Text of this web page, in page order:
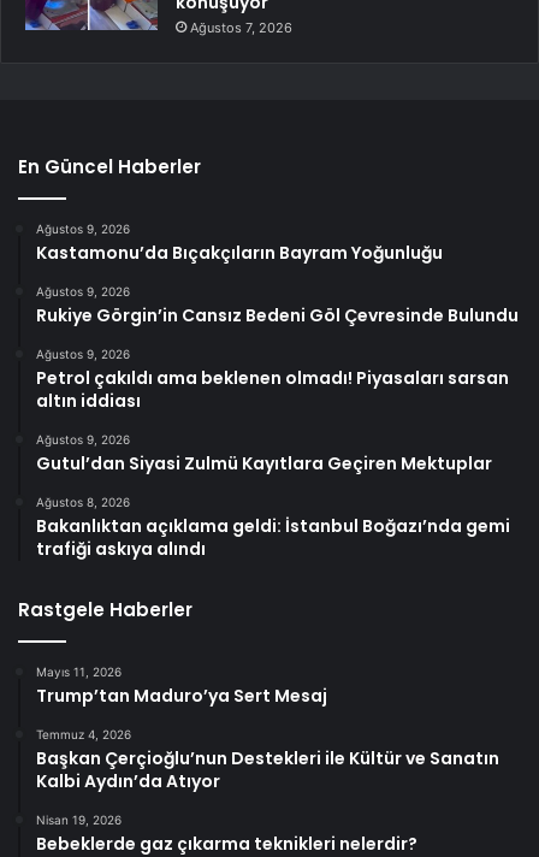
Ağustos 7, 2026
En Güncel Haberler
Ağustos 9, 2026
Kastamonu’da Bıçakçıların Bayram Yoğunluğu
Ağustos 9, 2026
Rukiye Görgin’in Cansız Bedeni Göl Çevresinde Bulundu
Ağustos 9, 2026
Petrol çakıldı ama beklenen olmadı! Piyasaları sarsan
altın iddiası
Ağustos 9, 2026
Gutul’dan Siyasi Zulmü Kayıtlara Geçiren Mektuplar
Ağustos 8, 2026
Bakanlıktan açıklama geldi: İstanbul Boğazı’nda gemi
trafiği askıya alındı
Rastgele Haberler
Mayıs 11, 2026
Trump’tan Maduro’ya Sert Mesaj
Temmuz 4, 2026
Başkan Çerçioğlu’nun Destekleri ile Kültür ve Sanatın
Kalbi Aydın’da Atıyor
Nisan 19, 2026
Bebeklerde gaz çıkarma teknikleri nelerdir?